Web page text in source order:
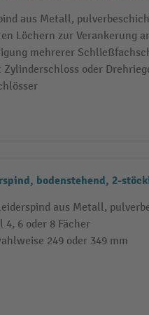
aus Metall,
Löchern zur Verankerung
mehrerer
Zylinderschloss oder
bodenstehend, 2-
aus Metall,
4, 6 oder 8 Fächer
249 oder 349 mm